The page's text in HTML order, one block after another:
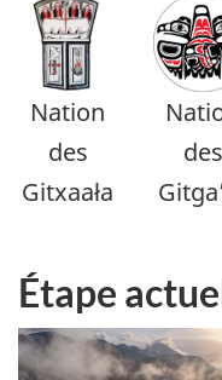
Nation
des
Gitxaała
des
Étape